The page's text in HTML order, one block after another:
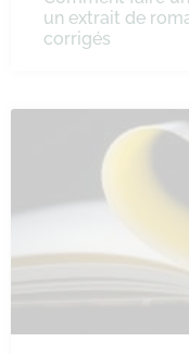
un extrait de
corrigés